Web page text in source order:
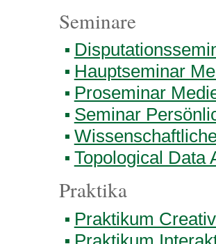
Seminare
Hauptseminar
Proseminar
Seminar
Topological Data
Praktika
Praktikum